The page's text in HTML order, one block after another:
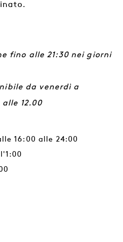
fino alle 21:30 nei giorni
da venerdì a
12.00
16:00 alle 24:00